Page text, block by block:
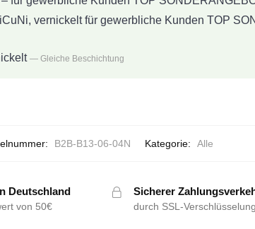
vernickelt für gewerbliche Kunden TOP
— Gleiche Beschichtung
B2B-B13-06-04N Kategorie: Alle
Deutschland
von 50€
Sicherer
durch SSL-